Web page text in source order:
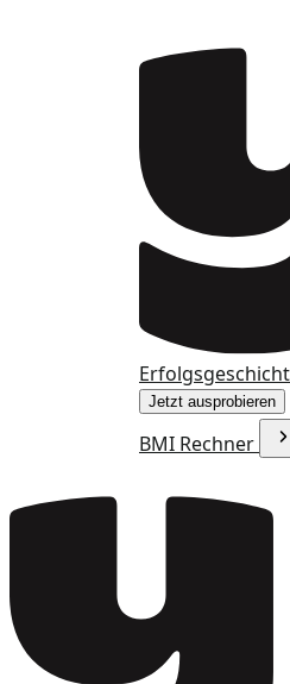
Jetzt ausprobieren
BMI Rechner